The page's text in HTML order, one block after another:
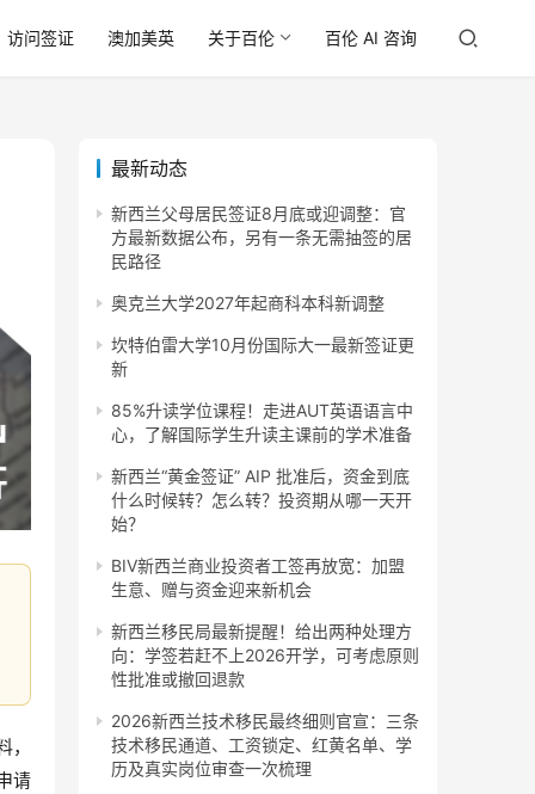
访问签证 澳加美英 关于百伦 百伦 AI 咨询
请
最新动态
新西兰父母居民签证8月底或迎调整：官
方最新数据公布，另有一条无需抽签的居
民路径
奥克兰大学2027年起商科本科新调整
坎特伯雷大学10月份国际大一最新签证更
新
85%升读学位课程！走进AUT英语语言中
心，了解国际学生升读主课前的学术准备
新西兰“黄金签证” AIP 批准后，资金到底
什么时候转？怎么转？投资期从哪一天开
始？
BIV新西兰商业投资者工签再放宽：加盟
生意、赠与资金迎来新机会
新西兰移民局最新提醒！给出两种处理方
向：学签若赶不上2026开学，可考虑原则
性批准或撤回退款
2026新西兰技术移民最终细则官宣：三条
技术移民通道、工资锁定、红黄名单、学
历及真实岗位审查一次梳理